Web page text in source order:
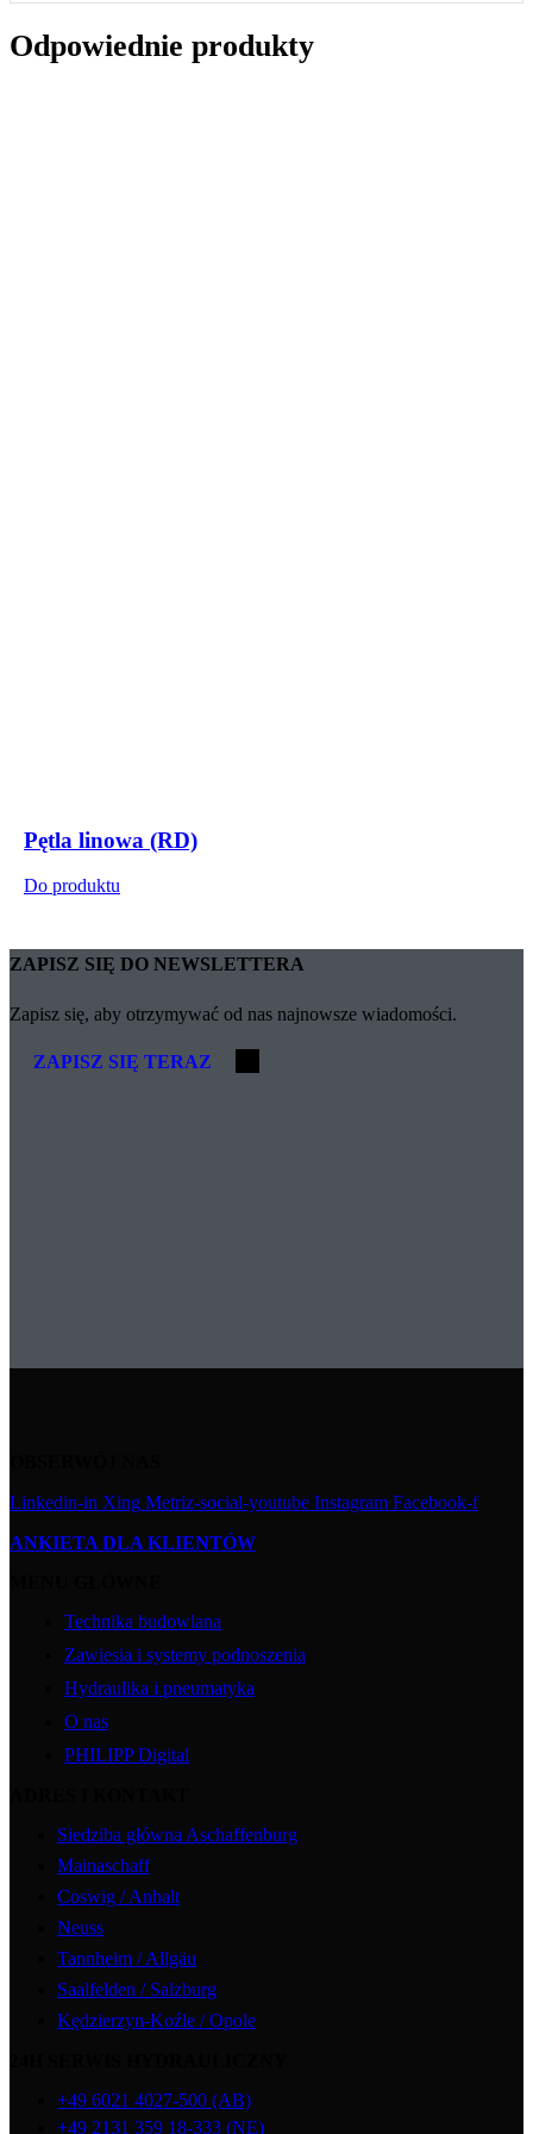
Odpowiednie produkty
Pętla linowa (RD)
Do produktu
ZAPISZ SIĘ DO NEWSLETTERA
Zapisz się, aby otrzymywać od nas najnowsze wiadomości.
ZAPISZ SIĘ TERAZ
Linkedin-in Xing Metriz-social-youtube Instagram Facebook-f
ANKIETA DLA KLIENTÓW
Technika budowlana
Zawiesia i systemy podnoszenia
Hydraulika i pneumatyka
O nas
PHILIPP Digital
Siedziba główna Aschaffenburg
Mainaschaff
Coswig / Anhalt
Neuss
Tannheim / Allgäu
Saalfelden / Salzburg
Kędzierzyn-Koźle / Opole
+49 6021 4027-500 (AB)
+49 2131 359 18-333 (NE)